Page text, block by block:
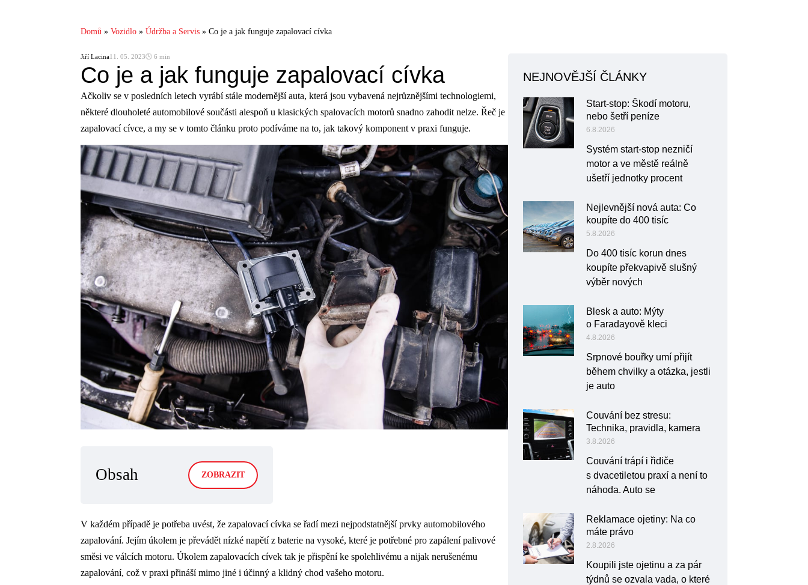
Domů » Vozidlo » Údržba a Servis » Co je a jak funguje zapalovací cívka
Jiří Lacina11. 05. 2023🕓 6 min
Co je a jak funguje zapalovací cívka
Ačkoliv se v posledních letech vyrábí stále modernější auta, která jsou vybavená nejrůznějšími technologiemi,
některé dlouholeté automobilové součásti alespoň u klasických spalovacích motorů snadno zahodit nelze. Řeč je
zapalovací cívce, a my se v tomto článku proto podíváme na to, jak takový komponent v praxi funguje.
Obsah ZOBRAZIT
V každém případě je potřeba uvést, že zapalovací cívka se řadí mezi nejpodstatnější prvky automobilového
zapalování. Jejím úkolem je převádět nízké napětí z baterie na vysoké, které je potřebné pro zapálení palivové
směsi ve válcích motoru. Úkolem zapalovacích cívek tak je přispění ke spolehlivému a nijak nerušenému
zapalování, což v praxi přináší mimo jiné i účinný a klidný chod vašeho motoru.
NEJNOVĚJŠÍ ČLÁNKY
Start-stop: Škodí motoru,
nebo šetří peníze
6.8.2026
Systém start-stop nezničí
motor a ve městě reálně
ušetří jednotky procent
Nejlevnější nová auta: Co
koupíte do 400 tisíc
5.8.2026
Do 400 tisíc korun dnes
koupíte překvapivě slušný
výběr nových
Blesk a auto: Mýty
o Faradayově kleci
4.8.2026
Srpnové bouřky umí přijít
během chvilky a otázka, jestli
je auto
Couvání bez stresu:
Technika, pravidla, kamera
3.8.2026
Couvání trápí i řidiče
s dvacetiletou praxí a není to
náhoda. Auto se
Reklamace ojetiny: Na co
máte právo
2.8.2026
Koupili jste ojetinu a za pár
týdnů se ozvala vada, o které